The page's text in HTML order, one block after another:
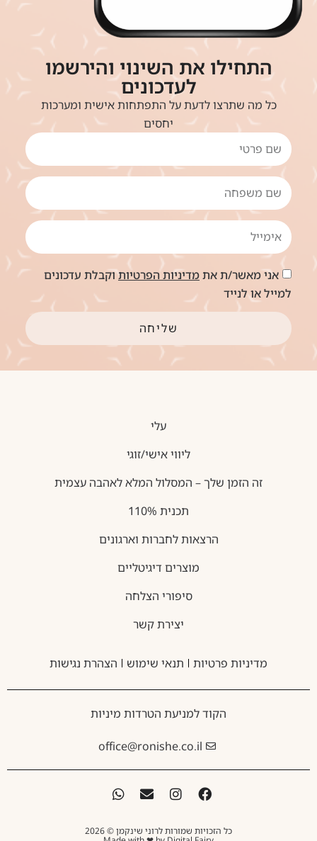
התחילו את השינוי והירשמו
לעדכונים
כל מה שתרצו לדעת על התפתחות אישית ומערכות
יחסים
אני מאשר/ת אתמדיניות הפרטיותוקבלת עדכונים
למייל או לנייד
שליחה
עלי
ליווי אישי/זוגי
זה הזמן שלך – המסלול המלא לאהבה עצמית
תכנית 110%
הרצאות לחברות וארגונים
מוצרים דיגיטליים
סיפורי הצלחה
יצירת קשר
office@ronishe.co.il
מדיניות פרטיות תנאי שימוש הצהרת נגישות
הקוד למניעת הטרדות מיניות
כל הזכויות שמורות לרוני שינקמן © 2026